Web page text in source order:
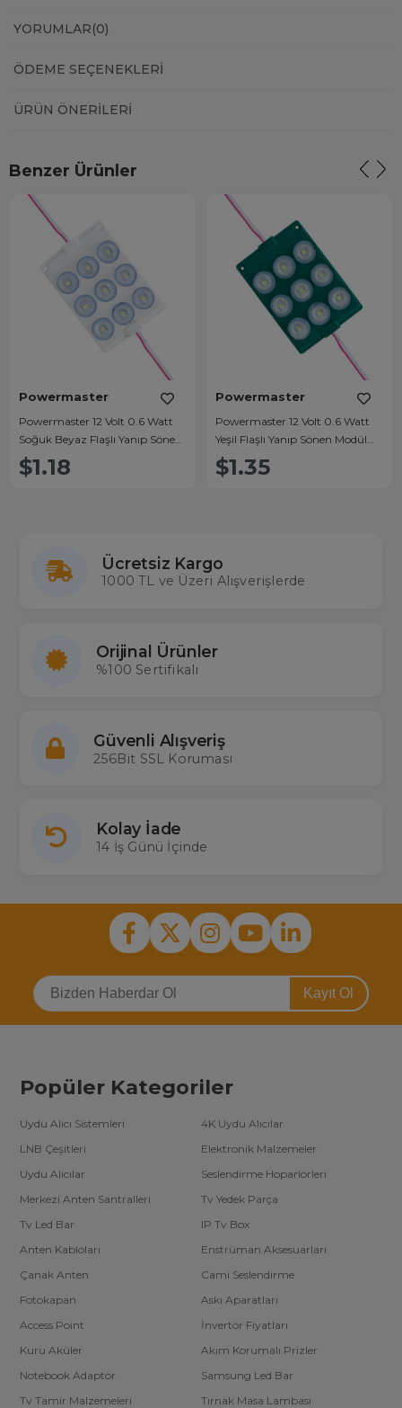
YORUMLAR(0)
ÖDEME SEÇENEKLERI
ÜRÜN ÖNERILERI
Benzer Ürünler
Powermaster
Powermaster 12 Volt 0.6 Watt
Soğuk Beyaz Flaşlı Yanıp Sönen
Modül Led
$1.18
Powermaster
Powermaster 12 Volt 0.6 Watt
Yeşil Flaşlı Yanıp Sönen Modül
Led
$1.35
Ücretsiz Kargo
1000 TL ve Üzeri Alışverişlerde
Orijinal Ürünler
%100 Sertifikalı
Güvenli Alışveriş
256Bit SSL Koruması
Kolay İade
14 İş Günü İçinde
Kayıt Ol
Popüler Kategoriler
Uydu Alıcı Sistemleri
4K Uydu Alıcılar
LNB Çeşitleri
Elektronik Malzemeler
Uydu Alıcılar
Seslendirme Hoparlörleri
Merkezi Anten Santralleri
Tv Yedek Parça
Tv Led Bar
IP Tv Box
Anten Kabloları
Enstrüman Aksesuarları
Çanak Anten
Cami Seslendirme
Fotokapan
Askı Aparatları
Access Point
İnvertör Fiyatları
Kuru Aküler
Akım Korumalı Prizler
Notebook Adaptör
Samsung Led Bar
Tv Tamir Malzemeleri
Tırnak Masa Lambası